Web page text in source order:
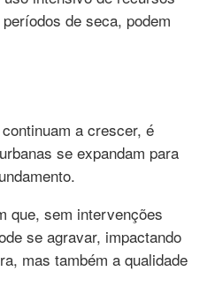
de seca, podem
a crescer, é
se expandam para
que, sem intervenções
se agravar, impactando
mas também a qualidade